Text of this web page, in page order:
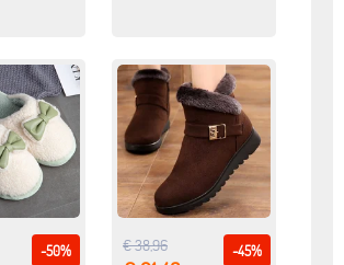
-50% -45%
€ 38,96